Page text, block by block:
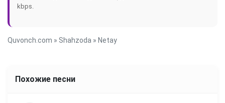
kbps.
Quvonch.com » Shahzoda » Netay
Похожие песни